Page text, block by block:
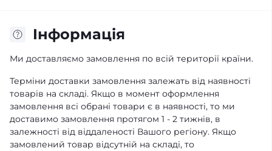
Iнформація
Ми доставляємо замовлення по всій території країни.
Терміни доставки замовлення залежать від наявності
товарів на складі. Якщо в момент оформлення
замовлення всі обрані товари є в наявності, то ми
доставимо замовлення протягом 1 - 2 тижнів, в
залежності від віддаленості Вашого регіону. Якщо
замовлений товар відсутній на складі, то